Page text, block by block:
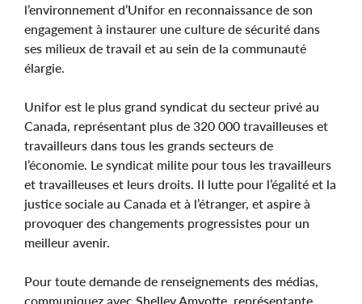
l’environnement d’Unifor en reconnaissance de son
engagement à instaurer une culture de sécurité dans
ses milieux de travail et au sein de la communauté
élargie.
Unifor est le plus grand syndicat du secteur privé au
Canada, représentant plus de 320 000 travailleuses et
travailleurs dans tous les grands secteurs de
l’économie. Le syndicat milite pour tous les travailleurs
et travailleuses et leurs droits. Il lutte pour l’égalité et la
justice sociale au Canada et à l’étranger, et aspire à
provoquer des changements progressistes pour un
meilleur avenir.
Pour toute demande de renseignements des médias,
communiquez avec Shelley Amyotte, représentante